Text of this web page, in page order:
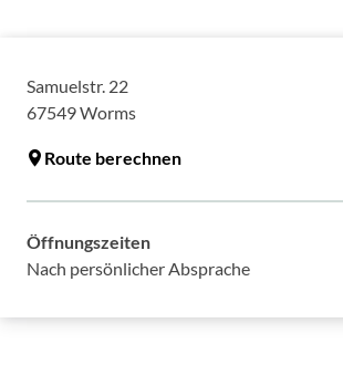
Samuelstr. 22
67549Worms
Route berechnen
Öffnungszeiten
Nach persönlicher Absprache